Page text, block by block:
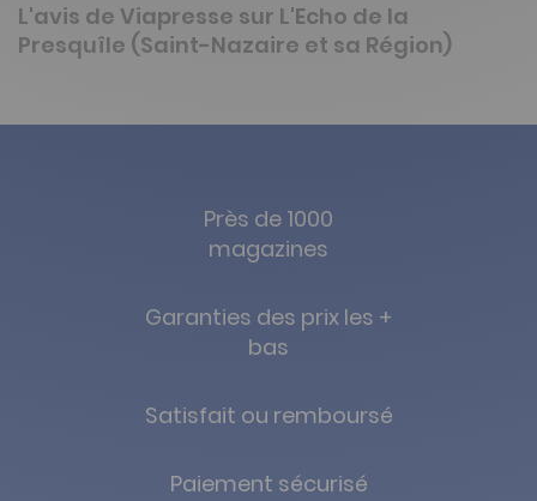
L'avis de Viapresse sur L'Echo de la
Presquîle (Saint-Nazaire et sa Région)
Près de 1000
magazines
Garanties des prix les +
bas
Satisfait ou remboursé
Paiement sécurisé